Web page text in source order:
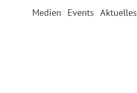
Medien Events Aktuelles